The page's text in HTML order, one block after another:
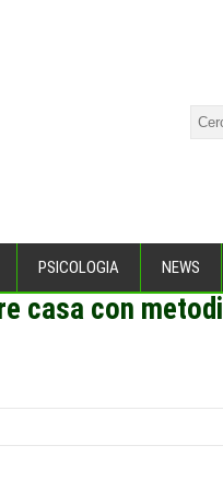
PSICOLOGIA NEWS
casa con metodi